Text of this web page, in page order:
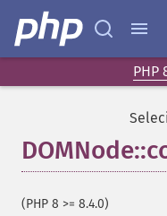
PHP
(PHP 8 >= 8.4.0)